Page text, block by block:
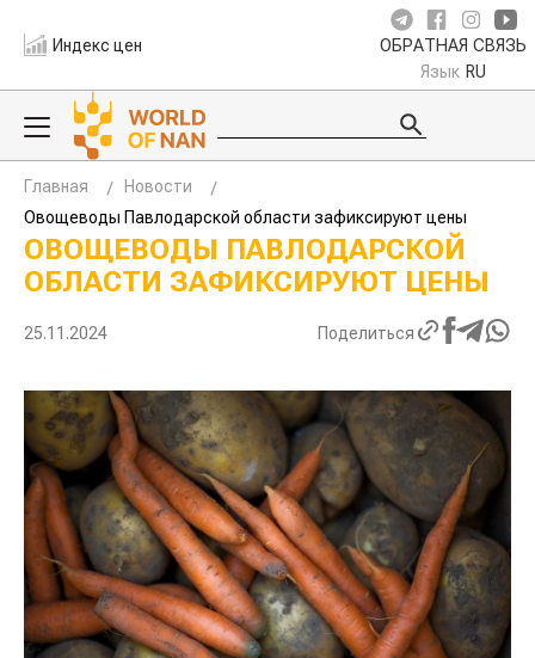
Индекс цен ОБРАТНАЯ СВЯЗЬ
Язык RU
Главная
Новости
Овощеводы Павлодарской области зафиксируют цены
ОВОЩЕВОДЫ ПАВЛОДАРСКОЙ
ОБЛАСТИ ЗАФИКСИРУЮТ ЦЕНЫ
25.11.2024 Поделиться